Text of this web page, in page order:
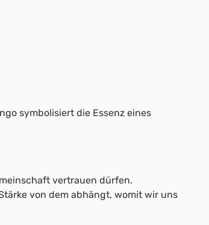
symbolisiert die Essenz eines
vertrauen dürfen.
von dem abhängt, womit wir uns